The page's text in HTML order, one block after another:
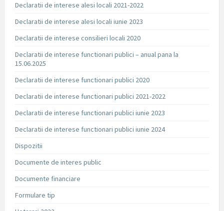
Declaratii de interese alesi locali 2021-2022
Declaratii de interese alesi locali iunie 2023
Declaratii de interese consilieri locali 2020
Declaratii de interese functionari publici – anual pana la
15.06.2025
Declaratii de interese functionari publici 2020
Declaratii de interese functionari publici 2021-2022
Declaratii de interese functionari publici iunie 2023
Declaratii de interese functionari publici iunie 2024
Dispozitii
Documente de interes public
Documente financiare
Formulare tip